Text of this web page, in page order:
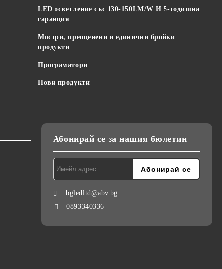
LED осветление със 130-150LM/W И 5-годишна
гаранция
Мостри, преоценени и единични бройки
продукти
Програматори
Нови продукти
Абонирай се за нашия бюлетин
bgledltd@abv.bg
0893340336